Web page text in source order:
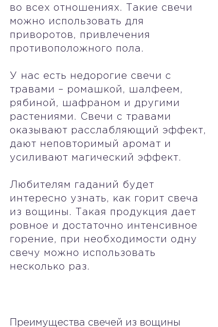
во всех отношениях. Такие свечи
можно использовать для
приворотов, привлечения
противоположного пола.
У нас есть недорогие свечи с
травами – ромашкой, шалфеем,
рябиной, шафраном и другими
растениями. Свечи с травами
оказывают расслабляющий эффект,
дают неповторимый аромат и
усиливают магический эффект.
Любителям гаданий будет
интересно узнать, как горит свеча
из вощины. Такая продукция дает
ровное и достаточно интенсивное
горение, при необходимости одну
свечу можно использовать
несколько раз.
Преимущества свечей из вощины